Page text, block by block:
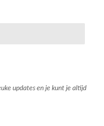
updates en je kunt je altijd